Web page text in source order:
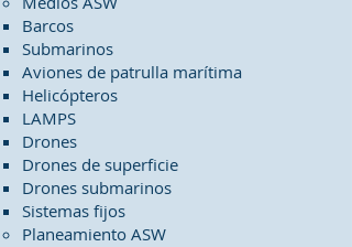
Barcos
Submarinos
Aviones de patrulla marítima
Helicópteros
LAMPS
Drones
Drones de superficie
Drones submarinos
Sistemas fijos
Planeamiento ASW